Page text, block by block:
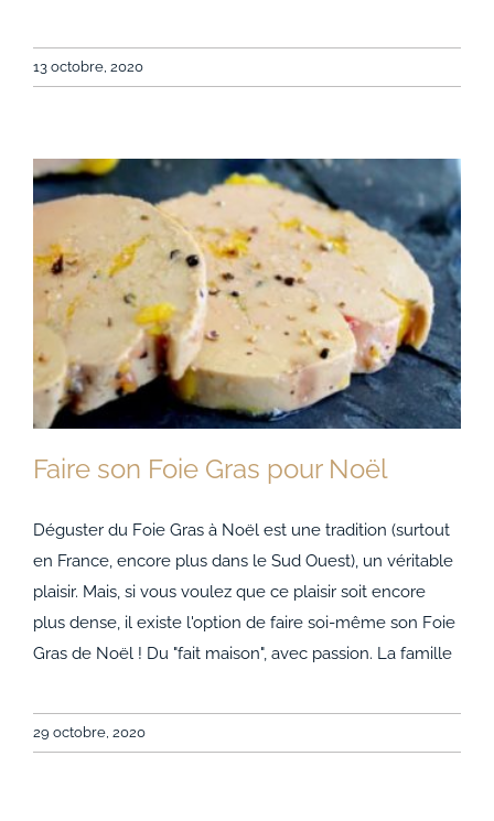
13 octobre, 2020
Faire son Foie Gras pour Noël
Faire son Foie Gras pour Noël
Déguster du Foie Gras à Noël est une tradition (surtout
en France, encore plus dans le Sud Ouest), un véritable
plaisir. Mais, si vous voulez que ce plaisir soit encore
plus dense, il existe l'option de faire soi-même son Foie
Gras de Noël ! Du "fait maison", avec passion. La famille
29 octobre, 2020